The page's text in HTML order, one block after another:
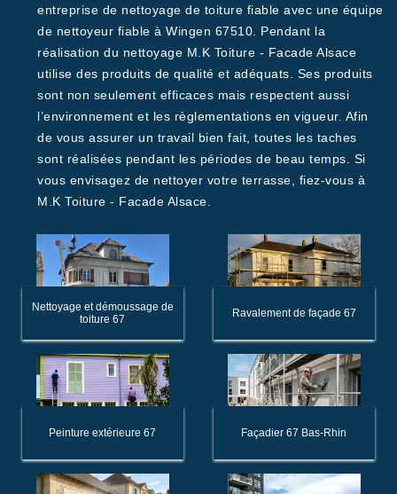
entreprise de nettoyage de toiture fiable avec une équipe
de nettoyeur fiable à Wingen 67510. Pendant la
réalisation du nettoyage M.K Toiture - Facade Alsace
utilise des produits de qualité et adéquats. Ses produits
sont non seulement efficaces mais respectent aussi
l’environnement et les règlementations en vigueur. Afin
de vous assurer un travail bien fait, toutes les taches
sont réalisées pendant les périodes de beau temps. Si
vous envisagez de nettoyer votre terrasse, fiez-vous à
M.K Toiture - Facade Alsace.
Nettoyage et démoussage de
toiture 67
Ravalement de façade 67
Peinture extérieure 67 Façadier 67 Bas-Rhin